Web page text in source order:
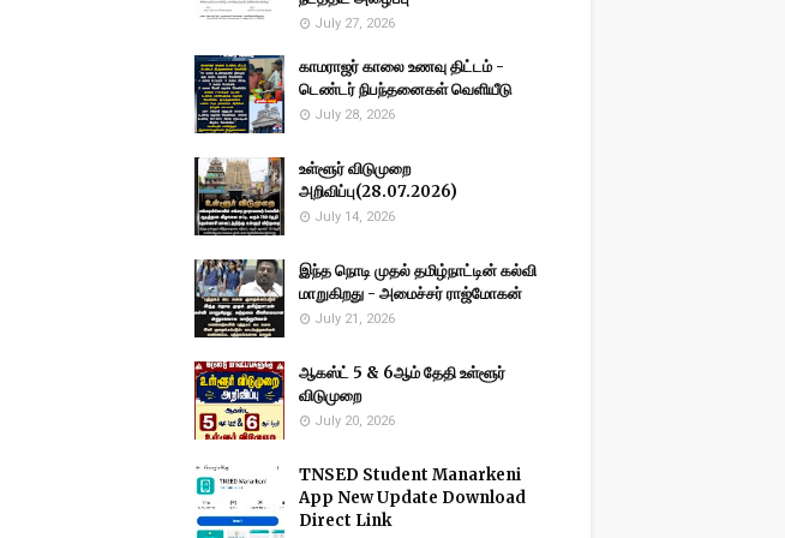
July 27, 2026
காமராஜர் காலை உணவு திட்டம் -
டெண்டர் நிபந்தனைகள் வெளியீடு
July 28, 2026
உள்ளூர் விடுமுறை
அறிவிப்பு(28.07.2026)
July 14, 2026
இந்த நொடி முதல் தமிழ்நாட்டின் கல்வி
மாறுகிறது - அமைச்சர் ராஜ்மோகன்
July 21, 2026
ஆகஸ்ட் 5 & 6ஆம் தேதி உள்ளூர்
விடுமுறை
July 20, 2026
TNSED Student Manarkeni
App New Update Download
Direct Link